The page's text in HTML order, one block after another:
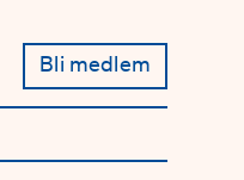
Bli medlem